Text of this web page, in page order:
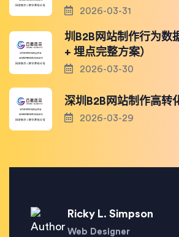
2026-03-31
圳B2B网站制作行为数
+ 埋点完整方案）
2026-03-30
深圳B2B网站制作高转
2026-03-29
Ricky L. Simpson
Web Designer